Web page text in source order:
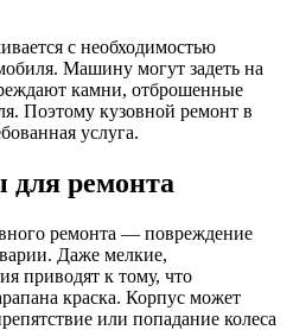
с необходимостью
Машину могут задеть на
камни, отброшенные
Поэтому кузовной ремонт в
услуга.
ремонта
ремонта — повреждение
Даже мелкие,
приводят к тому, что
краска. Корпус может
или попадание колеса